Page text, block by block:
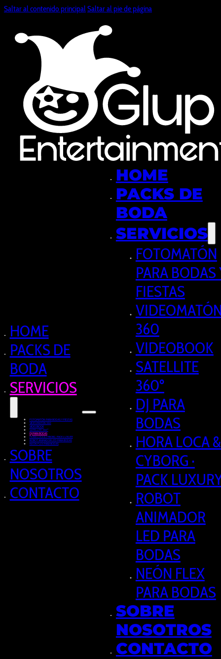
Saltar al contenido principalSaltar al pie de página
HOME
PACKS DE
BODA
SERVICIOS
FOTOMATÓN PARA BODAS Y FIESTAS
VIDEOMATÓN 360
VIDEOBOOK
SATELLITE 360º
DJ PARA BODAS
HORA LOCA & CYBORG · PACK LUXURY
ROBOT ANIMADOR LED PARA BODAS
NEÓN FLEX PARA BODAS
SOBRE
NOSOTROS
CONTACTO
HOME
PACKS DE
BODA
SERVICIOS
FOTOMATÓN
PARA BODAS
FIESTAS
360
VIDEOBOOK
SATELLITE
360º
DJ PARA
BODAS
HORA LOCA &
CYBORG ·
PACK
ROBOT
ANIMADOR
LED PARA
BODAS
NEÓN FLEX
PARA BODAS
SOBRE
NOSOTROS
CONTACTO